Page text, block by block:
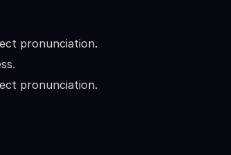
pronunciation.
pronunciation.